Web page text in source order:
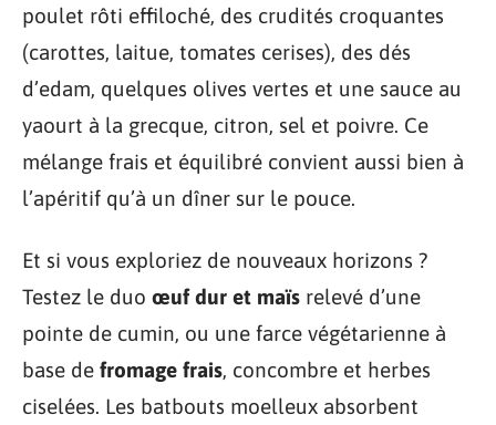
poulet rôti effiloché, des crudités croquantes
(carottes, laitue, tomates cerises), des dés
d’edam, quelques olives vertes et une sauce au
yaourt à la grecque, citron, sel et poivre. Ce
mélange frais et équilibré convient aussi bien à
l’apéritif qu’à un dîner sur le pouce.
Et si vous exploriez de nouveaux horizons ?
Testez le duo œuf dur et maïs relevé d’une
pointe de cumin, ou une farce végétarienne à
base de fromage frais, concombre et herbes
ciselées. Les batbouts moelleux absorbent